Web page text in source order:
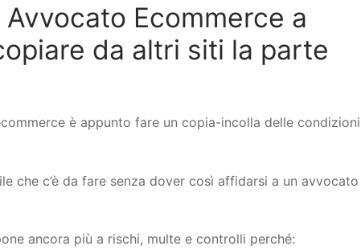
Ecommerce a
da altri siti la parte
è appunto fare un copia-incolla delle
che c’è da fare senza dover così affidarsi a un avvocato
ancora più a rischi, multe e controlli perché: